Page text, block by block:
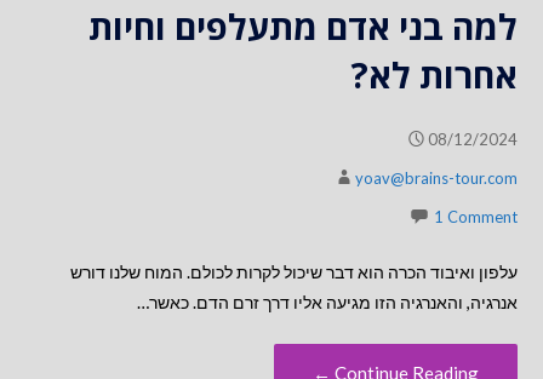
למה בני אדם מתעלפים וחיות
אחרות לא?
08/12/2024
yoav@brains-tour.com
1 Comment
עלפון ואיבוד הכרה הוא דבר שיכול לקרות לכולם. המוח שלנו דורש
אנרגיה, והאנרגיה הזו מגיעה אליו דרך זרם הדם. כאשר…
Continue Reading ←